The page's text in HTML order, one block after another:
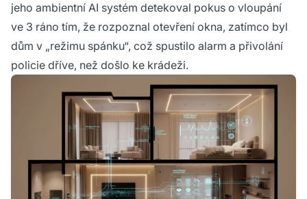
jeho ambientní AI systém detekoval pokus o vloupání
ve 3 ráno tím, že rozpoznal otevření okna, zatímco byl
dům v „režimu spánku“, což spustilo alarm a přivolání
policie dříve, než došlo ke krádeži.